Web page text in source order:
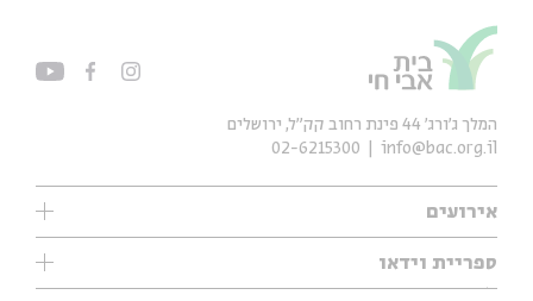
אירועים
עיון
אנגלית
ספריית וידאו
ילדים
המלך ג'ורג' 44 פינת רחוב קק״ל, ירושלים
info@bac.org.il
02-6215300